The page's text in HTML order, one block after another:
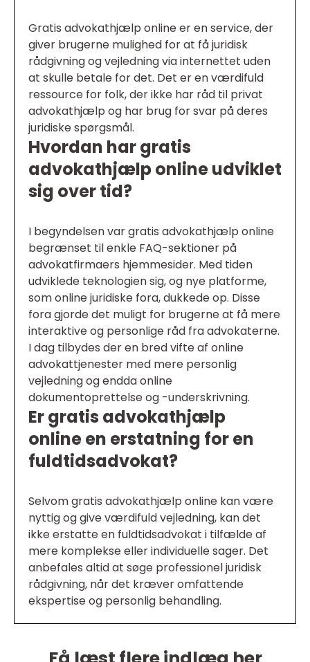
Gratis advokathjælp online er en service, der
giver brugerne mulighed for at få juridisk
rådgivning og vejledning via internettet uden
at skulle betale for det. Det er en værdifuld
ressource for folk, der ikke har råd til privat
advokathjælp og har brug for svar på deres
juridiske spørgsmål.
Hvordan har gratis
advokathjælp online udviklet
sig over tid?
I begyndelsen var gratis advokathjælp online
begrænset til enkle FAQ-sektioner på
advokatfirmaers hjemmesider. Med tiden
udviklede teknologien sig, og nye platforme,
som online juridiske fora, dukkede op. Disse
fora gjorde det muligt for brugerne at få mere
interaktive og personlige råd fra advokaterne.
I dag tilbydes der en bred vifte af online
advokattjenester med mere personlig
vejledning og endda online
dokumentoprettelse og -underskrivning.
Er gratis advokathjælp
online en erstatning for en
fuldtidsadvokat?
Selvom gratis advokathjælp online kan være
nyttig og give værdifuld vejledning, kan det
ikke erstatte en fuldtidsadvokat i tilfælde af
mere komplekse eller individuelle sager. Det
anbefales altid at søge professionel juridisk
rådgivning, når det kræver omfattende
ekspertise og personlig behandling.